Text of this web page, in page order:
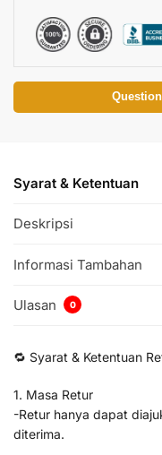
Syarat & Ketentuan
Deskripsi
Informasi Tambahan
Ulasan 0
🔁 Syarat & Ketentuan
1. Masa Retur
-Retur hanya dapat
diterima.